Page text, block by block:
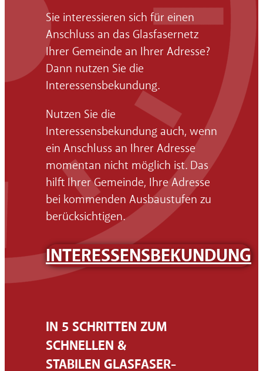
Sie interessieren sich für einen
Anschluss an das Glasfasernetz
Ihrer Gemeinde an Ihrer Adresse?
Dann nutzen Sie die
Interessensbekundung.
Nutzen Sie die
Interessensbekundung auch, wenn
ein Anschluss an Ihrer Adresse
momentan nicht möglich ist. Das
hilft Ihrer Gemeinde, Ihre Adresse
bei kommenden Ausbaustufen zu
berücksichtigen.
INTERESSENSBEKUNDUNG
IN 5 SCHRITTEN ZUM
SCHNELLEN &
STABILEN GLASFASER-